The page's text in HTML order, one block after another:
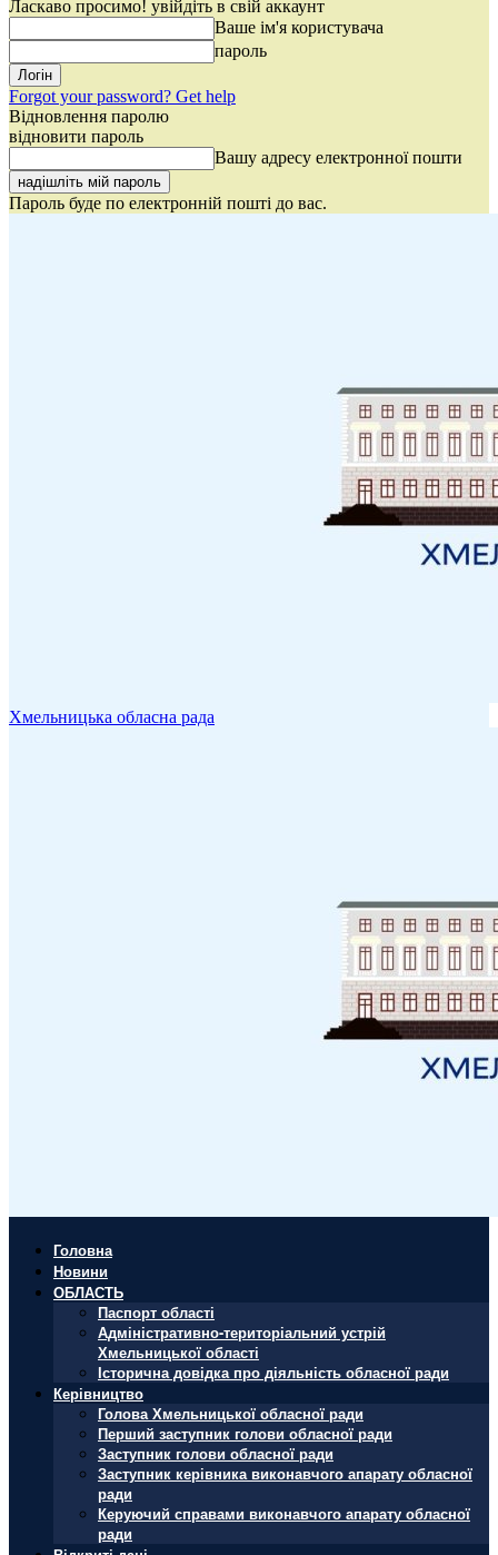
Ласкаво просимо! увійдіть в свій аккаунт
Ваше ім'я користувача
пароль
Forgot your password? Get help
Відновлення паролю
відновити пароль
Вашу адресу електронної пошти
Пароль буде по електронній пошті до вас.
Хмельницька обласна рада
Головна
Новини
ОБЛАСТЬ
Паспорт області
Адміністративно-територіальний устрій
Хмельницької області
Історична довідка про діяльність обласної ради
Керівництво
Голова Хмельницької обласної ради
Перший заступник голови обласної ради
Заступник голови обласної ради
Заступник керівника виконавчого апарату обласної
ради
Керуючий справами виконавчого апарату обласної
ради